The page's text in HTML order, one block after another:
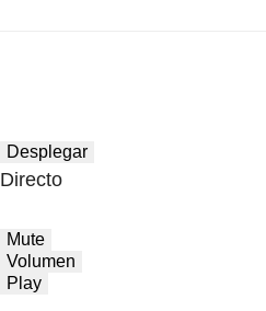
Desplegar
Directo
Mute
Volumen
Play